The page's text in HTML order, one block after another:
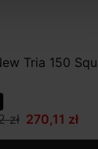
Tria 150
zł 270,11 zł